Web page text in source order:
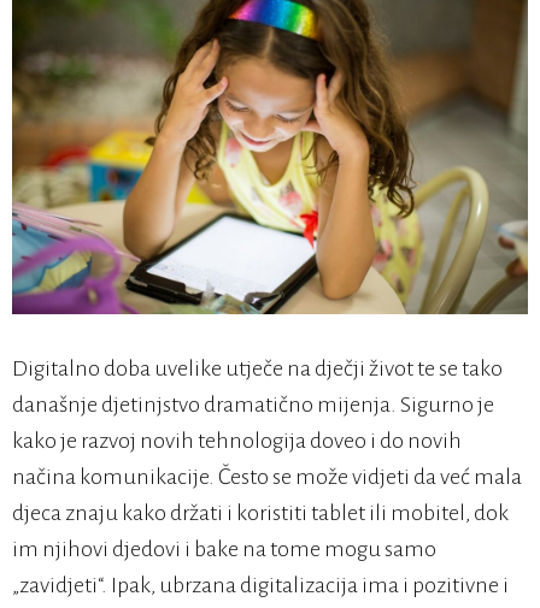
Digitalno doba uvelike utječe na dječji život te se tako
današnje djetinjstvo dramatično mijenja. Sigurno je
kako je razvoj novih tehnologija doveo i do novih
načina komunikacije. Često se može vidjeti da već mala
djeca znaju kako držati i koristiti tablet ili mobitel, dok
im njihovi djedovi i bake na tome mogu samo
„zavidjeti“. Ipak, ubrzana digitalizacija ima i pozitivne i